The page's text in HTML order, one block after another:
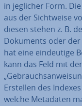
in jeglicher Form.
aus der Sicht­wei­se
diesen stehen z. B.
Dokuments oder der
hat eine ein­deu­ti­ge
kann das Feld mit
Erstellen des
welche Metadaten